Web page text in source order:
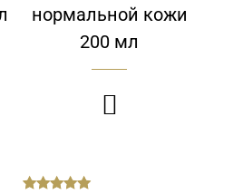
нормальной кожи
200 мл
